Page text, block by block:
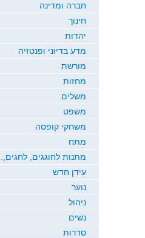
חברה ומדינה
חינוך
יהדות
מדע בדיוני ופנטזיה
מורשת
מחזות
משלים
משפט
משחקי קופסה
מתח
מתנות לחוגגים, לחגים,...
עידן חדש
נוער
ניהול
נשים
סדרות